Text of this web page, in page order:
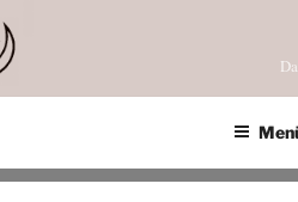
Inhalt
springen